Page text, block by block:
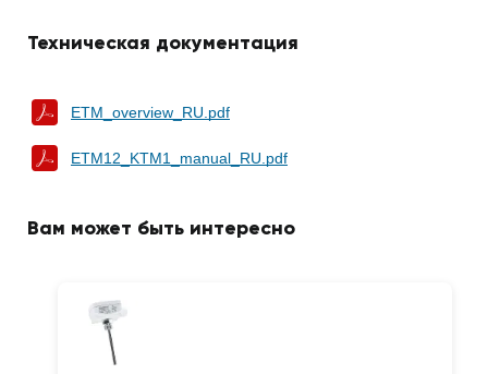
Техническая документация
ETM_overview_RU.pdf
ETM12_KTM1_manual_RU.pdf
Вам может быть интересно